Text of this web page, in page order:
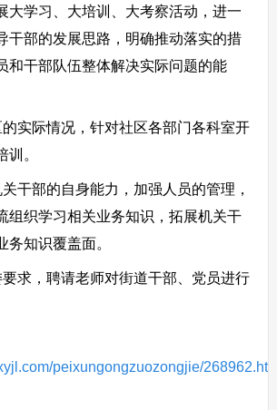
大学习、大培训、大考察活动，进一
干部的发展思路，明确推动落实的措
和干部队伍整体解决实际问题的能
际情况，针对社区各部门各科室开
训。
部的自身能力，加强人员的管理，
组织学习相关业务知识，拓展机关干
务知识覆盖面。
，聘请老师对街道干部、党员进行
peixungongzuozongjie/